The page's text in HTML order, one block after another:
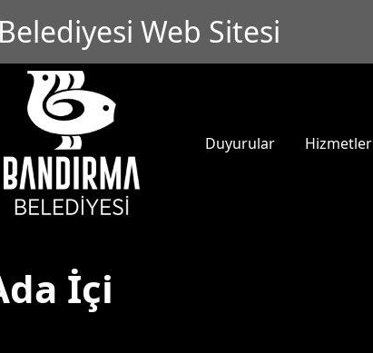
Web Sitesi
Duyurular Hizmetler
İçi